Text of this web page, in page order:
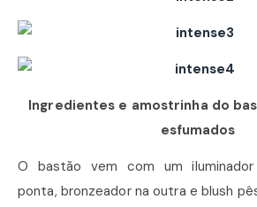
Ingredientes e amostrinha do
esfumados
O bastão vem com um iluminador
ponta, bronzeador na outra e blush